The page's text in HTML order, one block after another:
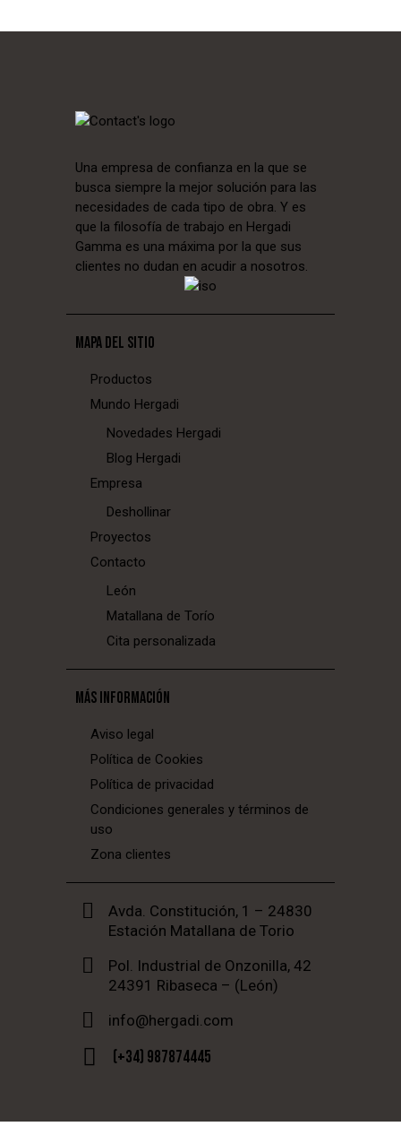
Una empresa de confianza en la que se
busca siempre la mejor solución para las
necesidades de cada tipo de obra. Y es
que la filosofía de trabajo en Hergadi
Gamma es una máxima por la que sus
clientes no dudan en acudir a nosotros.
MAPA DEL SITIO
Productos
Mundo Hergadi
Novedades Hergadi
Blog Hergadi
Empresa
Deshollinar
Proyectos
Contacto
León
Matallana de Torío
Cita personalizada
MÁS INFORMACIÓN
Aviso legal
Política de Cookies
Política de privacidad
Condiciones generales y términos de
uso
Zona clientes
Avda. Constitución, 1 – 24830
Estación Matallana de Torio
Pol. Industrial de Onzonilla, 42
24391 Ribaseca – (León)
info@hergadi.com
(+34) 987874445